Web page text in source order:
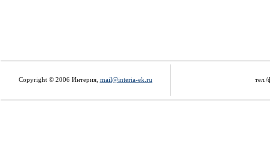
Copyright © 2006 Интерия, mail@interia-ek.ru